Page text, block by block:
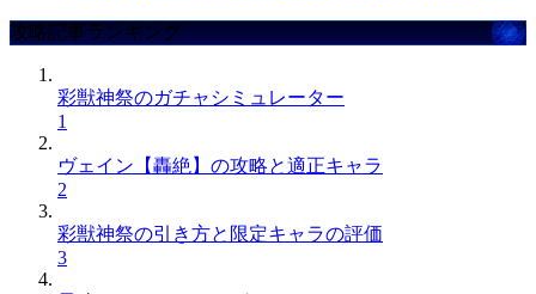
攻略記事ランキング
彩獣神祭のガチャシミュレーター
1
ヴェイン【轟絶】の攻略と適正キャラ
2
彩獣神祭の引き方と限定キャラの評価
3